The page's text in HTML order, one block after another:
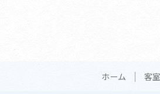
ホーム 客室